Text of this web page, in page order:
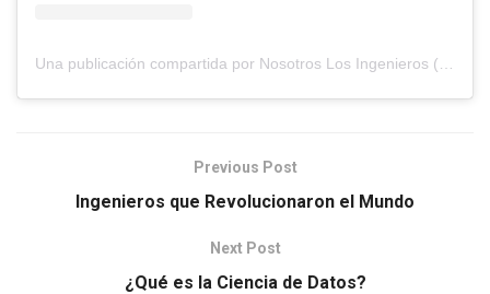
Previous Post
Ingenieros que Revolucionaron el Mundo
Next Post
¿Qué es la Ciencia de Datos?